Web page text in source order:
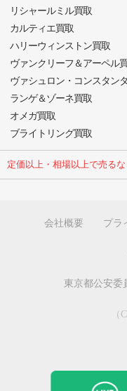
定価以上・相場以上で売る
リシャールミル買取
カルティエ買取
ハリーウィンストン買取
ヴァンクリーフ＆アーペル
ヴァシュロン・コンスタン
ランゲ＆ゾーネ買取
オメガ買取
ブライトリング買取
会社概要 プラ
東京都公安委
（